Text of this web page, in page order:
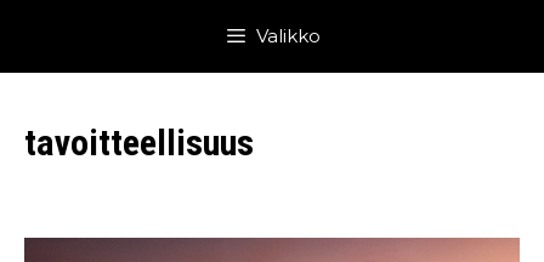
Valikko
tavoitteellisuus